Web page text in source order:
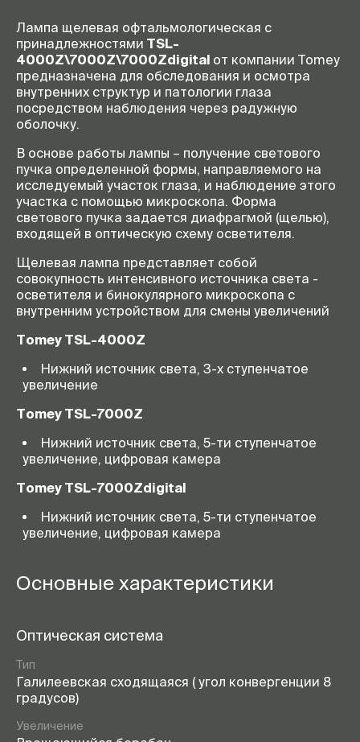
Лампа щелевая офтальмологическая c
принадлежностями TSL-
4000Z\7000Z\7000Zdigital от компании Tomey
предназначена для обследования и осмотра
внутренних структур и патологии глаза
посредством наблюдения через радужную
оболочку.
В основе работы лампы – получение светового
пучка определенной формы, направляемого на
исследуемый участок глаза, и наблюдение этого
участка с помощью микроскопа. Форма
светового пучка задается диафрагмой (щелью),
входящей в оптическую схему осветителя.
Щелевая лампа представляет собой
совокупность интенсивного источника света -
осветителя и бинокулярного микроскопа с
внутренним устройством для смены увеличений
Tomey TSL-4000Z
Нижний источник света, 3-х ступенчатое
увеличение
Tomey TSL-7000Z
Нижний источник света, 5-ти ступенчатое
увеличение, цифровая камера
Tomey TSL-7000Zdigital
Нижний источник света, 5-ти ступенчатое
увеличение, цифровая камера
Основные характеристики
Оптическая система
Тип
Галилеевская сходящаяся ( угол конвергенции 8
градусов)
Увеличение